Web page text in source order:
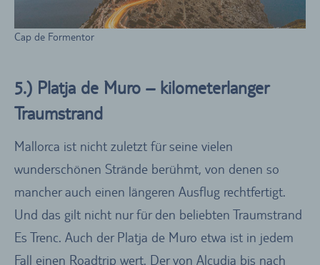
Cap de Formentor
5.) Platja de Muro – kilometerlanger
Traumstrand
Mallorca ist nicht zuletzt für seine vielen
wunderschönen Strände berühmt, von denen so
mancher auch einen längeren Ausflug rechtfertigt.
Und das gilt nicht nur für den beliebten Traumstrand
Es Trenc. Auch der Platja de Muro etwa ist in jedem
Fall einen Roadtrip wert. Der von Alcudia bis nach